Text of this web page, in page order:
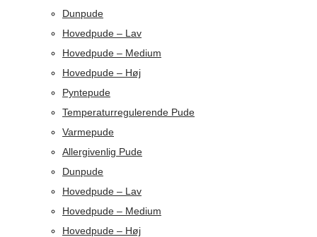
Dunpude
Hovedpude – Lav
Hovedpude – Medium
Hovedpude – Høj
Pyntepude
Temperaturregulerende Pude
Varmepude
Allergivenlig Pude
Dunpude
Hovedpude – Lav
Hovedpude – Medium
Hovedpude – Høj